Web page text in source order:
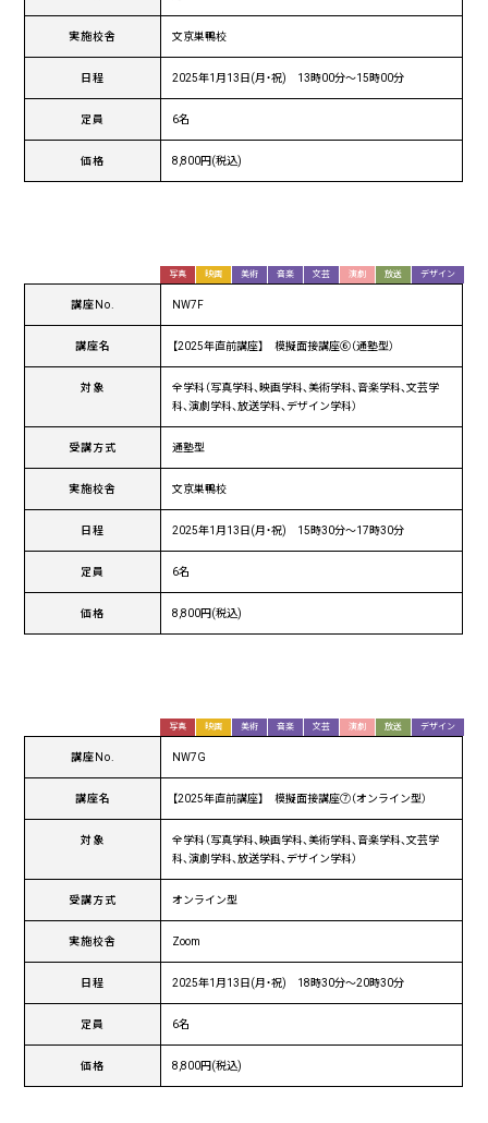
実施校舎 文京巣鴨校
日程 2025年1月13日(月・祝) 13時00分〜15時00分
定員 6名
価格 8,800円(税込)
写真 映画 美術 音楽 文芸 演劇 放送 デザイン
講座No. NW7F
講座名 【2025年直前講座】 模擬面接講座⑥（通塾型）
対象
全学科（写真学科、映画学科、美術学科、音楽学科、文芸学
科、演劇学科、放送学科、デザイン学科）
受講方式 通塾型
実施校舎 文京巣鴨校
日程 2025年1月13日(月・祝) 15時30分〜17時30分
定員 6名
価格 8,800円(税込)
写真 映画 美術 音楽 文芸 演劇 放送 デザイン
講座No. NW7G
講座名 【2025年直前講座】 模擬面接講座⑦（オンライン型）
対象
全学科（写真学科、映画学科、美術学科、音楽学科、文芸学
科、演劇学科、放送学科、デザイン学科）
受講方式 オンライン型
実施校舎 Zoom
日程 2025年1月13日(月・祝) 18時30分〜20時30分
定員 6名
価格 8,800円(税込)